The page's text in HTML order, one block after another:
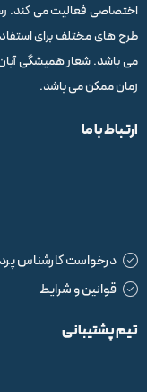
اختصاصی فعالیت می کند.
طرح های مختلف برای
می باشد. شعار همیشگی آبان
زمان ممکن می باشد.
ارتباط با ما
درخواست کارشناس
قوانین و شرایط
تیم پشتیبانی